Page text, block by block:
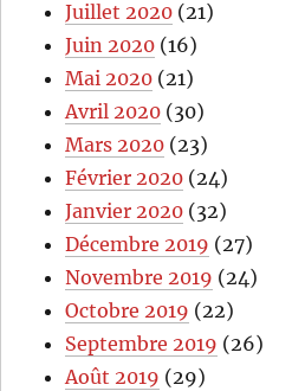
Juillet 2020 (21)
Juin 2020 (16)
Mai 2020 (21)
Avril 2020 (30)
Mars 2020 (23)
Février 2020 (24)
Janvier 2020 (32)
Décembre 2019 (27)
Novembre 2019 (24)
Octobre 2019 (22)
Septembre 2019 (26)
Août 2019 (29)